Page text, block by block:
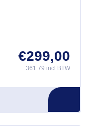
€299,00
361.79 incl BTW